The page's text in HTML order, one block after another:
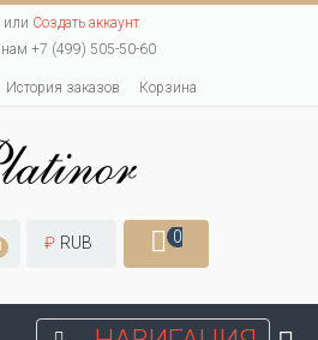
или Создать аккаунт
нам +7 (499) 505-50-60
История заказов Корзина
₽ RUB 0